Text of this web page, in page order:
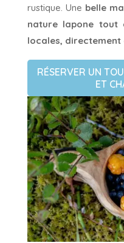
rustique. Une belle
nature lapone tout
locales,
RÉSERVER UN
ET